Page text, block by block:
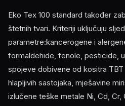
Eko Tex 100 standard također
štetnih tvari. Kriteriji uključuju
parametre:kancerogene i
formaldehide, fenole, pesticide,
spojeve dobivene od kositra TBT
hlapljivih sastojaka, mješavine
izlučene teške metale Ni, Cd,